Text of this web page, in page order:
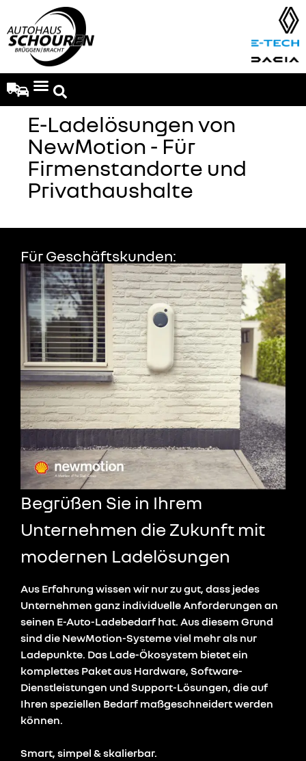
E-Ladelösungen von
NewMotion - Für
Firmenstandorte und
Privathaushalte
Für Geschäftskunden:
Begrüßen Sie in Ihrem
Unternehmen die Zukunft mit
modernen Ladelösungen
Aus Erfahrung wissen wir nur zu gut, dass jedes
Unternehmen ganz individuelle Anforderungen an
seinen E-Auto-Ladebedarf hat. Aus diesem Grund
sind die NewMotion-Systeme viel mehr als nur
Ladepunkte. Das Lade-Ökosystem bietet ein
komplettes Paket aus Hardware, Software-
Dienstleistungen und Support-Lösungen, die auf
Ihren speziellen Bedarf maßgeschneidert werden
können.
Smart, simpel & skalierbar.